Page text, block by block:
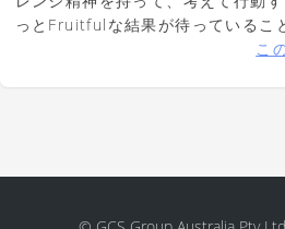
っとFruitfulな結果が待っているこ
こ